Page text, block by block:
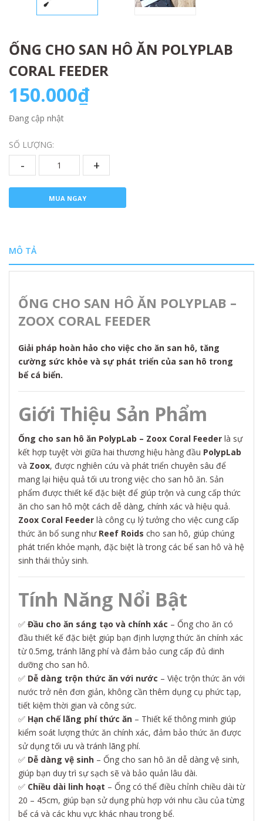
ỐNG CHO SAN HÔ ĂN POLYPLAB
CORAL FEEDER
150.000₫
Đang cập nhật
SỐ LƯỢNG:
- +
MUA NGAY
MÔ TẢ
ỐNG CHO SAN HÔ ĂN POLYPLAB –
ZOOX CORAL FEEDER
Giải pháp hoàn hảo cho việc cho ăn san hô, tăng
cường sức khỏe và sự phát triển của san hô trong
bể cá biển.
Giới Thiệu Sản Phẩm
Ống cho san hô ăn PolypLab – Zoox Coral Feeder là sự
kết hợp tuyệt vời giữa hai thương hiệu hàng đầu PolypLab
và Zoox, được nghiên cứu và phát triển chuyên sâu để
mang lại hiệu quả tối ưu trong việc cho san hô ăn. Sản
phẩm được thiết kế đặc biệt để giúp trộn và cung cấp thức
ăn cho san hô một cách dễ dàng, chính xác và hiệu quả.
Zoox Coral Feeder là công cụ lý tưởng cho việc cung cấp
thức ăn bổ sung như Reef Roids cho san hô, giúp chúng
phát triển khỏe mạnh, đặc biệt là trong các bể san hô và hệ
sinh thái thủy sinh.
Tính Năng Nổi Bật
✅ Đầu cho ăn sáng tạo và chính xác – Ống cho ăn có
đầu thiết kế đặc biệt giúp bạn định lượng thức ăn chính xác
từ 0.5mg, tránh lãng phí và đảm bảo cung cấp đủ dinh
dưỡng cho san hô.
✅ Dễ dàng trộn thức ăn với nước – Việc trộn thức ăn với
nước trở nên đơn giản, không cần thêm dụng cụ phức tạp,
tiết kiệm thời gian và công sức.
✅ Hạn chế lãng phí thức ăn – Thiết kế thông minh giúp
kiểm soát lượng thức ăn chính xác, đảm bảo thức ăn được
sử dụng tối ưu và tránh lãng phí.
✅ Dễ dàng vệ sinh – Ống cho san hô ăn dễ dàng vệ sinh,
giúp bạn duy trì sự sạch sẽ và bảo quản lâu dài.
✅ Chiều dài linh hoạt – Ống có thể điều chỉnh chiều dài từ
20 – 45cm, giúp bạn sử dụng phù hợp với nhu cầu của từng
bể cá và các khu vực khác nhau trong bể.